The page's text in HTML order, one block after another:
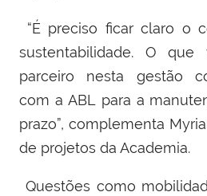
“É preciso ficar claro o
sustentabilidade. O
parceiro nesta gestão
com a ABL para a
prazo”, complementa
de projetos da Academia.
Questões como